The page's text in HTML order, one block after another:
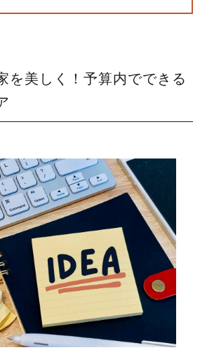
を美しく！予算内でできる